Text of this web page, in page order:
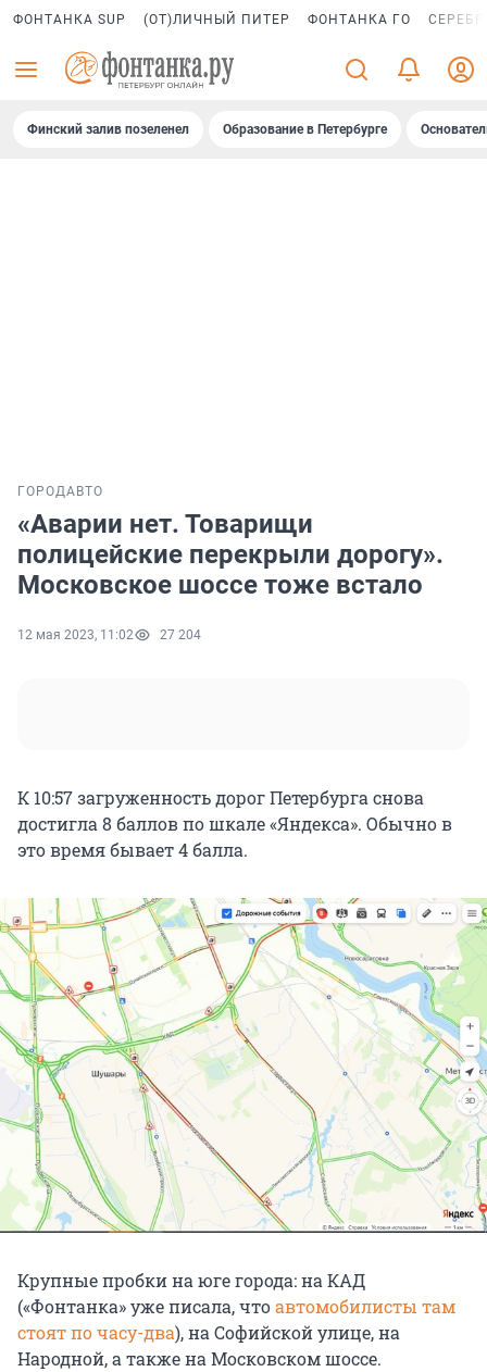
ФОНТАНКА SUP (ОТ)ЛИЧНЫЙ ПИТЕР ФОНТАНКА ГО
Финский залив позеленел Образование в Петербурге
ГОРОДАВТО
«Аварии нет. Товарищи
полицейские перекрыли дорогу».
Московское шоссе тоже встало
12 мая 2023, 11:02 27 204
К 10:57 загруженность дорог Петербурга снова
достигла 8 баллов по шкале «Яндекса». Обычно в
это время бывает 4 балла.
Крупные пробки на юге города: на КАД
(«Фонтанка» уже писала, чтоавтомобилисты там
стоят по часу-два), на Софийской улице, на
Народной, а также на Московском шоссе.